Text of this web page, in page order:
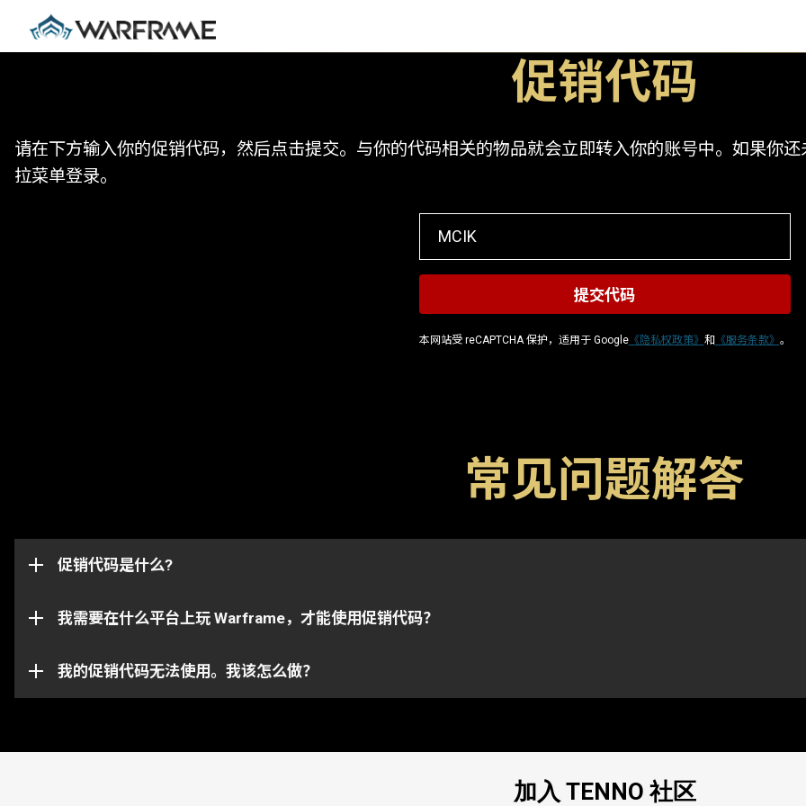
促销代码
请在下方输入你的促销代码，然后点击提交。与你的代码相关的物品就会立即转入你的账号中。如果你
拉菜单登录。
本网站受 reCAPTCHA 保护，适用于 Google《隐私权政策》 和《服务条款》 。
常见问题解答
促销代码是什么?
促销代码是用于解锁游戏内物品，比如浮印、加成道具以及武器的特殊代码。还请注意，代码通常都有有效期限，
定，并且仅适用于最初收到代码的账号。
我需要在什么平台上玩 Warframe，才能使用促销代码？
这些促销代码可以成功兑换并且将物品发放到与你的 Warframe 账号所关联的任何平台。
请注意， 特定的代码只能在相对应的平台上使用。请确保你登录到与所选平台绑定的 Warframe 账号。
我的促销代码无法使用。我该怎么做？
你的促销代码可能已过期或已被使用。如需对具体问题的进一步协助，请向我们的
加入 TENNO 社区